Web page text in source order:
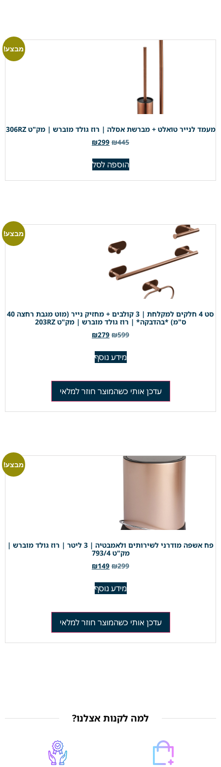
מבצע!
מעמד לנייר טואלט + מברשת אסלה | רוז גולד מוברש | מק"ט 306RZ
₪445
₪299
הוספה לסל
מבצע!
סט 4 חלקים למקלחת | 3 קולבים + מחזיק נייר (מוט מגבת רחצה 40
ס"מ) *בהדבקה* | רוז גולד מוברש | מק"ט 203RZ
₪599
₪279
מידע נוסף
עדכן אותי כשהמוצר חוזר למלאי
מבצע!
פח אשפה מודרני לשירותים ולאמבטיה | 3 ליטר | רוז גולד מוברש |
מק"ט 793/4
₪299
₪149
מידע נוסף
עדכן אותי כשהמוצר חוזר למלאי
למה לקנות אצלנו?